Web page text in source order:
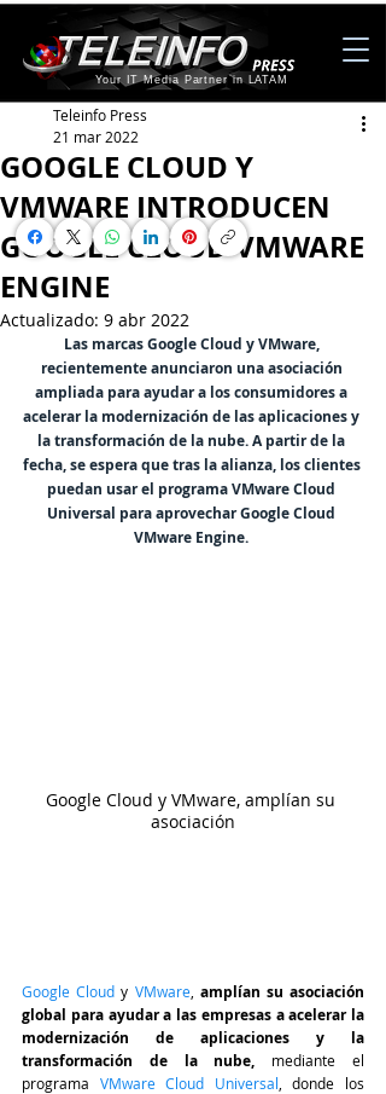
Your IT Media Partner in LATAM
GOOGLE CLOUD Y
VMWARE INTRODUCEN
GOOGLE CLOUD VMWARE
ENGINE
Teleinfo Press
21 mar 2022
Actualizado: 9 abr 2022
Las marcas Google Cloud y VMware,
recientemente anunciaron una asociación
ampliada para ayudar a los consumidores a
acelerar la modernización de las aplicaciones y
la transformación de la nube. A partir de la
fecha, se espera que tras la alianza, los clientes
puedan usar el programa VMware Cloud
Universal para aprovechar Google Cloud
VMware Engine.
Google Cloud y VMware, amplían su
asociación
Google Cloud y VMware, amplían su asociación
global para ayudar a las empresas a acelerar la
modernización de aplicaciones y la
transformación de la nube, mediante el
programa VMware Cloud Universal , donde los